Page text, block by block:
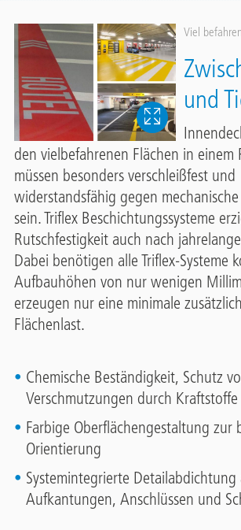
Viel
und
den vielbefahrenen Flächen in einem
müssen besonders verschleißfest und
widerstandsfähig gegen
sein. Triflex Beschichtungssysteme
Rutschfestigkeit auch nach
Dabei benötigen alle Triflex-Systeme
Aufbauhöhen von nur wenigen
erzeugen nur eine minimale
Flächenlast.
Chemische Beständigkeit, Schutz
Verschmutzungen durch
Farbige Oberflächengestaltung zur
Orientierung
Systemintegrierte Detailabdichtung
Aufkantungen, Anschlüssen und